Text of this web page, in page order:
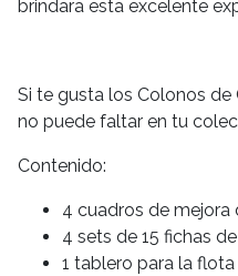
brindara esta excelente
Si te gusta los Colonos de
no puede faltar en tu
Contenido:
4 cuadros de mejora
4 sets de 15 fichas
1 tablero para la